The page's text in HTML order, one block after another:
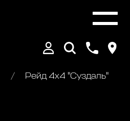
Рейд 4х4 "Суздаль"